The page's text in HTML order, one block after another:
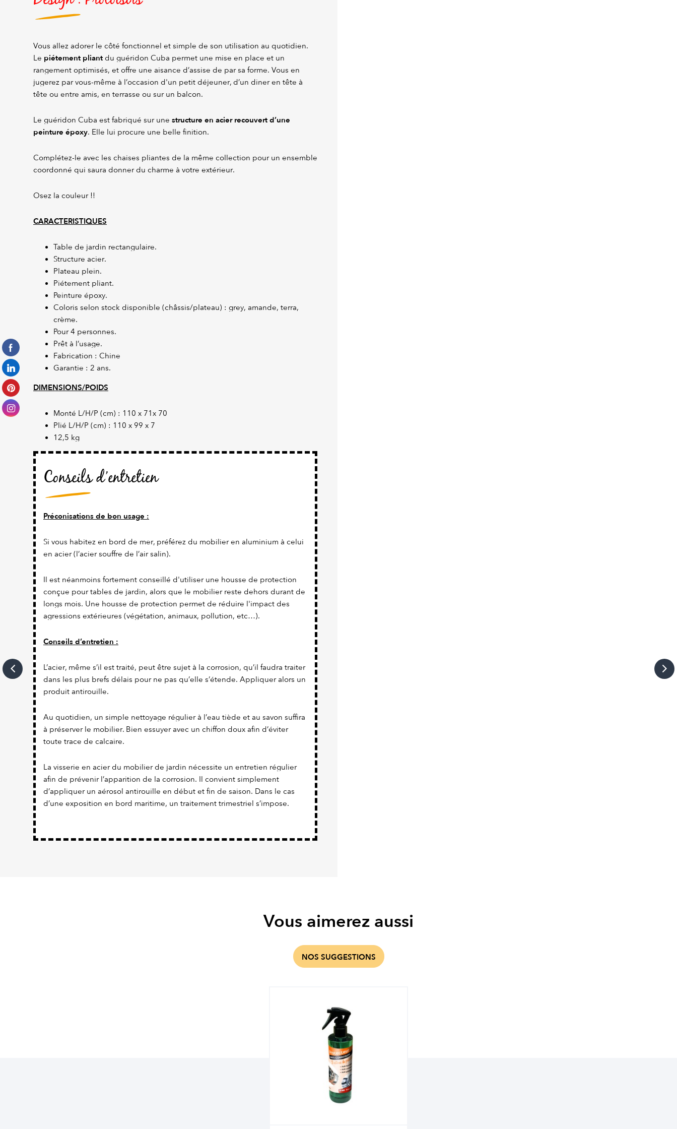
Vous allez adorer le côté fonctionnel et simple de son utilisation au quotidien.
Le piétement pliant du guéridon Cuba permet une mise en place et un
rangement optimisés, et offre une aisance d’assise de par sa forme. Vous en
jugerez par vous-même à l’occasion d'un petit déjeuner, d’un diner en tête à
tête ou entre amis, en terrasse ou sur un balcon.
Le guéridon Cuba est fabriqué sur une structure en acier recouvert d’une
peinture époxy. Elle lui procure une belle finition.
Complétez-le avec les chaises pliantes de la même collection pour un ensemble
coordonné qui saura donner du charme à votre extérieur.
Osez la couleur !!
CARACTERISTIQUES
Table de jardin rectangulaire.
Structure acier.
Plateau plein.
Piétement pliant.
Peinture époxy.
Coloris selon stock disponible (châssis/plateau) : grey, amande, terra,
crème.
Pour 4 personnes.
Prêt à l’usage.
Fabrication : Chine
Garantie : 2 ans.
DIMENSIONS/POIDS
Monté L/H/P (cm) : 110 x 71x 70
Plié L/H/P (cm) : 110 x 99 x 7
12,5 kg
Conseils d’entretien
Préconisations de bon usage :
Si vous habitez en bord de mer, préférez du mobilier en aluminium à celui
en acier (l’acier souffre de l’air salin).
Il est néanmoins fortement conseillé d'utiliser une housse de protection
conçue pour tables de jardin, alors que le mobilier reste dehors durant de
longs mois. Une housse de protection permet de réduire l'impact des
agressions extérieures (végétation, animaux, pollution, etc…).
Conseils d’entretien :
L’acier, même s’il est traité, peut être sujet à la corrosion, qu’il faudra traiter
dans les plus brefs délais pour ne pas qu’elle s’étende. Appliquer alors un
produit antirouille.
Au quotidien, un simple nettoyage régulier à l’eau tiède et au savon suffira
à préserver le mobilier. Bien essuyer avec un chiffon doux afin d’éviter
toute trace de calcaire.
La visserie en acier du mobilier de jardin nécessite un entretien régulier
afin de prévenir l’apparition de la corrosion. Il convient simplement
d’appliquer un aérosol antirouille en début et fin de saison. Dans le cas
d’une exposition en bord maritime, un traitement trimestriel s’impose.
Vous aimerez aussi
NOS SUGGESTIONS